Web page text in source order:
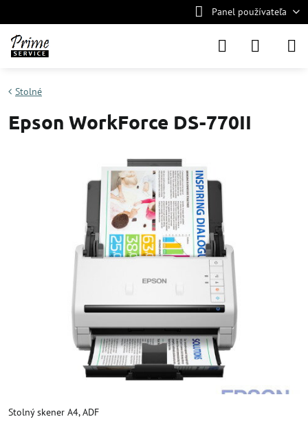
Panel používateľa
Stolné
Epson WorkForce DS-770II
Stolný skener A4, ADF